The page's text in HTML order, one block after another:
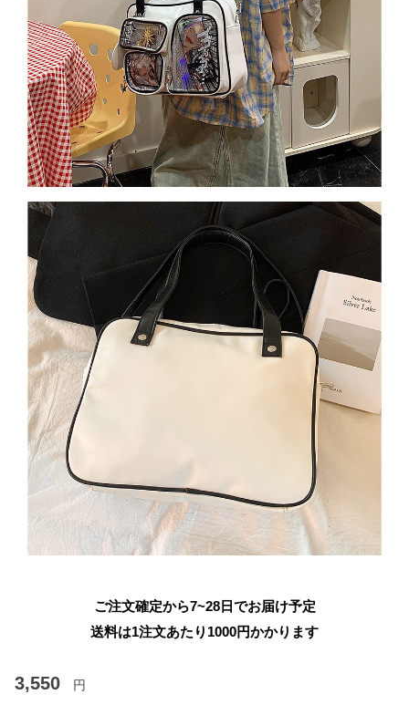
ご注文確定から7~28日でお届け予定
送料は1注文あたり 1000円かかります
3,550 円